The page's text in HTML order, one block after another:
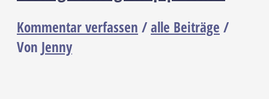
Kommentar verfassen /alle Beiträge /
Von Jenny